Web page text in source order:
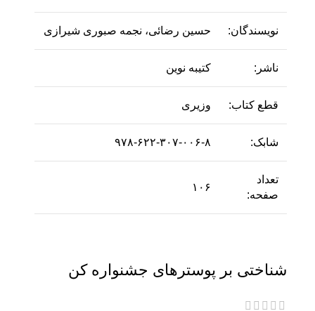
نویسندگان: حسین رضائی، نجمه صبوری شیرازی
ناشر: کتیبه نوین
قطع کتاب: وزیری
شابک: ۹۷۸-۶۲۲-۳۰۷-۰۰۶-۸
تعداد
صفحه:
۱۰۶
شناختی بر پوسترهای جشنواره کن